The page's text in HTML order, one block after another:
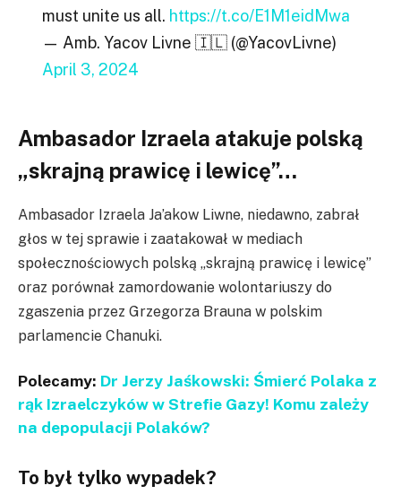
must unite us all. https://t.co/E1M1eidMwa
— Amb. Yacov Livne 🇮🇱 (@YacovLivne)
April 3, 2024
Ambasador Izraela atakuje polską
„skrajną prawicę i lewicę”…
Ambasador Izraela Ja’akow Liwne, niedawno, zabrał
głos w tej sprawie i zaatakował w mediach
społecznościowych polską „skrajną prawicę i lewicę”
oraz porównał zamordowanie wolontariuszy do
zgaszenia przez Grzegorza Brauna w polskim
parlamencie Chanuki.
Polecamy: Dr Jerzy Jaśkowski: Śmierć Polaka z
rąk Izraelczyków w Strefie Gazy! Komu zależy
na depopulacji Polaków?
To był tylko wypadek?